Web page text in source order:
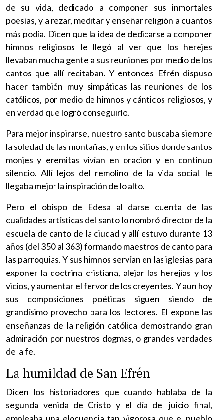
de su vida, dedicado a componer sus inmortales
poesías, y a rezar, meditar y enseñar religión a cuantos
más podía. Dicen que la idea de dedicarse a componer
himnos religiosos le llegó al ver que los herejes
llevaban mucha gente a sus reuniones por medio de los
cantos que allí recitaban. Y entonces Efrén dispuso
hacer también muy simpáticas las reuniones de los
católicos, por medio de himnos y cánticos religiosos, y
en verdad que logró conseguirlo.
Para mejor inspirarse, nuestro santo buscaba siempre
la soledad de las montañas, y en los sitios donde santos
monjes y eremitas vivían en oración y en continuo
silencio. Allí lejos del remolino de la vida social, le
llegaba mejor la inspiración de lo alto.
Pero el obispo de Edesa al darse cuenta de las
cualidades artísticas del santo lo nombró director de la
escuela de canto de la ciudad y allí estuvo durante 13
años (del 350 al 363) formando maestros de canto para
las parroquias. Y sus himnos servían en las iglesias para
exponer la doctrina cristiana, alejar las herejías y los
vicios, y aumentar el fervor de los creyentes. Y aun hoy
sus composiciones poéticas siguen siendo de
grandísimo provecho para los lectores. El expone las
enseñanzas de la religión católica demostrando gran
admiración por nuestros dogmas, o grandes verdades
de la fe.
La humildad de San Efrén
Dicen los historiadores que cuando hablaba de la
segunda venida de Cristo y el día del juicio final,
empleaba una elocuencia tan vigorosa que el pueblo